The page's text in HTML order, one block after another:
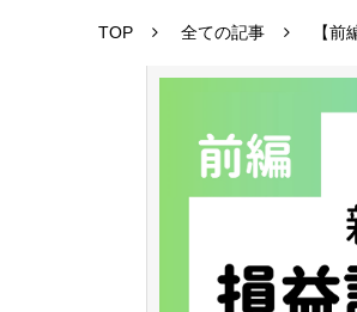
TOP 全ての記事 【